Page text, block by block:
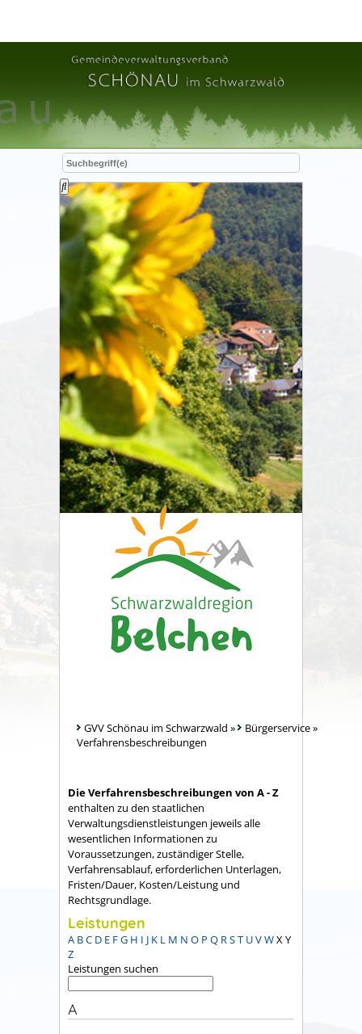
GVV Schönau im Schwarzwald » Bürgerservice»
Verfahrensbeschreibungen
Die Verfahrensbeschreibungen von A - Z
enthalten zu den staatlichen
Verwaltungsdienstleistungen jeweils alle
wesentlichen Informationen zu
Voraussetzungen, zuständiger Stelle,
Verfahrensablauf, erforderlichen Unterlagen,
Fristen/Dauer, Kosten/Leistung und
Rechtsgrundlage.
Leistungen
A BC D E FG H I J K L M N O P Q RST UVWXY
Z
Leistungen suchen
A